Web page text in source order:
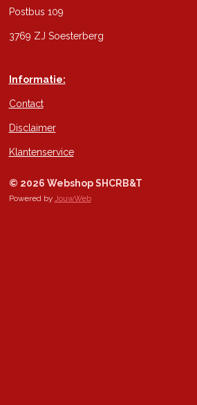
Postbus 109
3769 ZJ Soesterberg
Informatie:
Contact
Disclaimer
Klantenservice
© 2026 Webshop SHCRB&T
Powered by JouwWeb